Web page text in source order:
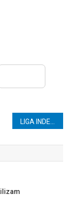
LIGA INDEPENDENTE DAS ESCOLAS DE SAMBA (LIESA) AFIRMA QUE TEREMOS CARNAVAL EM 2022 NO RIO DE JANEIRO